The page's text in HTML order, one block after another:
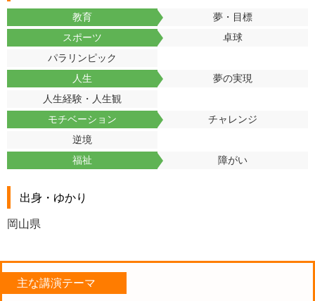
教育
夢・目標
スポーツ
卓球
パラリンピック
人生
夢の実現
人生経験・人生観
モチベーション
チャレンジ
逆境
福祉
障がい
出身・ゆかり
岡山県
主な講演テーマ